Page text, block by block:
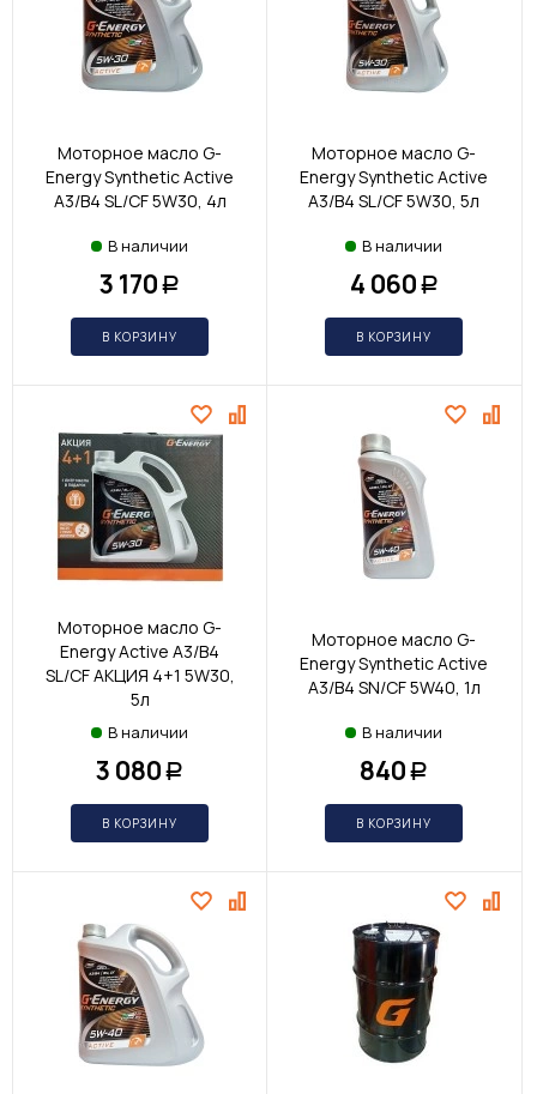
Моторное масло G-
Energy Synthetic Active
A3/B4 SL/CF 5W30, 4л
В наличии
3 170 Р
В КОРЗИНУ
Моторное масло G-
Energy Synthetic Active
A3/B4 SL/CF 5W30, 5л
В наличии
4 060 Р
В КОРЗИНУ
Моторное масло G-
Energy Active A3/B4
SL/CF АКЦИЯ 4+1 5W30,
5л
В наличии
3 080 Р
В КОРЗИНУ
Моторное масло G-
Energy Synthetic Active
A3/B4 SN/CF 5W40, 1л
В наличии
840 Р
В КОРЗИНУ